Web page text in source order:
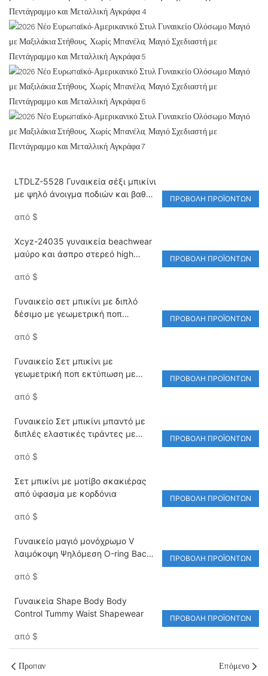
LTDLZ-5528 Γυναικεία σέξι μπικίνι
με ψηλό άνοιγμα ποδιών και βαθύ
ενός τεμαχίου
από $
ΠΡΟΒΟΛΉ ΠΡΟΪΌΝΤΩΝ
Xcyz-24035 γυναικεία beachwear
μαύρο και άσπρο στερεό high
μαγιό
από $
ΠΡΟΒΟΛΉ ΠΡΟΪΌΝΤΩΝ
Γυναικείο σετ μπικίνι με διπλό
δέσιμο με γεωμετρική ποπ
από $
ΠΡΟΒΟΛΉ ΠΡΟΪΌΝΤΩΝ
Γυναικείο Σετ μπικίνι με
γεωμετρική ποπ εκτύπωση με
από $
ΠΡΟΒΟΛΉ ΠΡΟΪΌΝΤΩΝ
Γυναικείο Σετ μπικίνι μπαντό με
διπλές ελαστικές τιράντες με
από $
ΠΡΟΒΟΛΉ ΠΡΟΪΌΝΤΩΝ
Σετ μπικίνι με μοτίβο σκακιέρας
από ύφασμα με κορδόνια
από $
ΠΡΟΒΟΛΉ ΠΡΟΪΌΝΤΩΝ
Γυναικείο μαγιό μονόχρωμο V
λαιμόκοψη Ψηλόμεση Ο-ring Back
από $
ΠΡΟΒΟΛΉ ΠΡΟΪΌΝΤΩΝ
Γυναικεία Shape Body Body
Control Tummy Waist Shapewear
από $
ΠΡΟΒΟΛΉ ΠΡΟΪΌΝΤΩΝ
Προπαν Επόμενο